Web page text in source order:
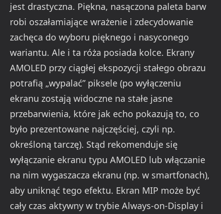
jest drastyczna. Piękna, nasączona paleta barw
robi oszałamiające wrażenie i zdecydowanie
zachęca do wyboru pięknego i nasyconego
wariantu. Ale i ta róża posiada kolce. Ekrany
AMOLED przy ciągłej ekspozycji stałego obrazu
potrafią „wypalać” piksele (po wyłączeniu
ekranu zostają widoczne na stałe jasne
przebarwienia, które jak echo pokazują to, co
było prezentowane najczęściej, czyli np.
określoną tarczę). Stąd rekomenduje się
wyłączanie ekranu typu AMOLED lub włączanie
na nim wygaszacza ekranu (np. w smartfonach),
aby uniknąć tego efektu. Ekran MIP może być
cały czas aktywny w trybie Always-on-Display i